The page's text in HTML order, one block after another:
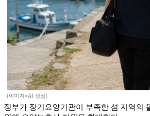
(이미지=AI 생성)
정부가 장기요양기관이 부족한 섬 지역의